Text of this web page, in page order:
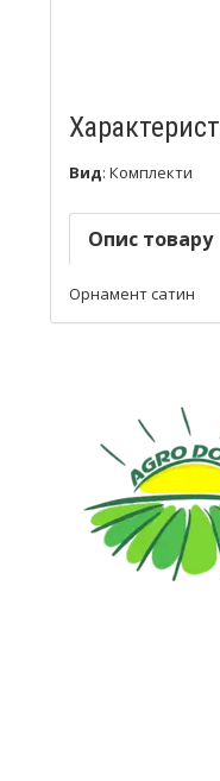
Вид: Комплекти
Опис товару
Орнамент сатин